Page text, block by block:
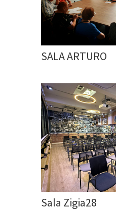
SALA ARTURO
Sala Zigia28